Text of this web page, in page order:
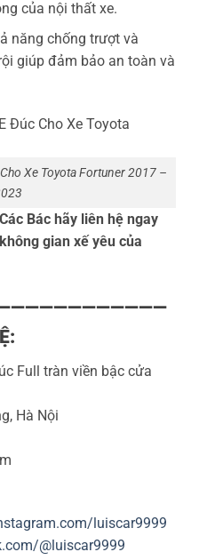
của nội thất xe.
năng chống trượt và
giúp đảm bảo an toàn và
Xe Toyota Fortuner 2017 –
Bác hãy liên hệ ngay
gian xế yêu của
Full tràn viền bậc cửa
Hà Nội
luiscar9999
@luiscar9999